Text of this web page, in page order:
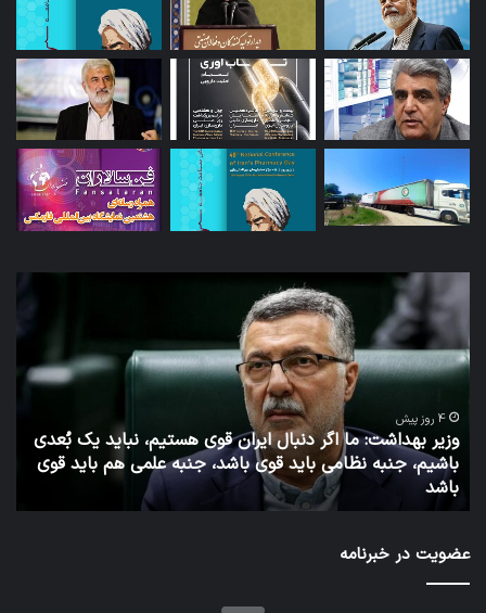
هستیم، نباید یک بُعدی
علمی هم باید قوی
توئیت
دکتر
جهانپور
مدیر
سابق
روابط
عمومی
وزارت
بهداشت
7 روز پیش
توئیت دکتر جهانپور مدیر سابق روابط
عضویت در خبرنامه